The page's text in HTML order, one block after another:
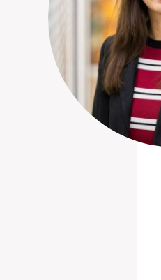
Relevantere communicatie en
customer journey, de barrières
brengen. Benieuwd hoe?
Client Consultant